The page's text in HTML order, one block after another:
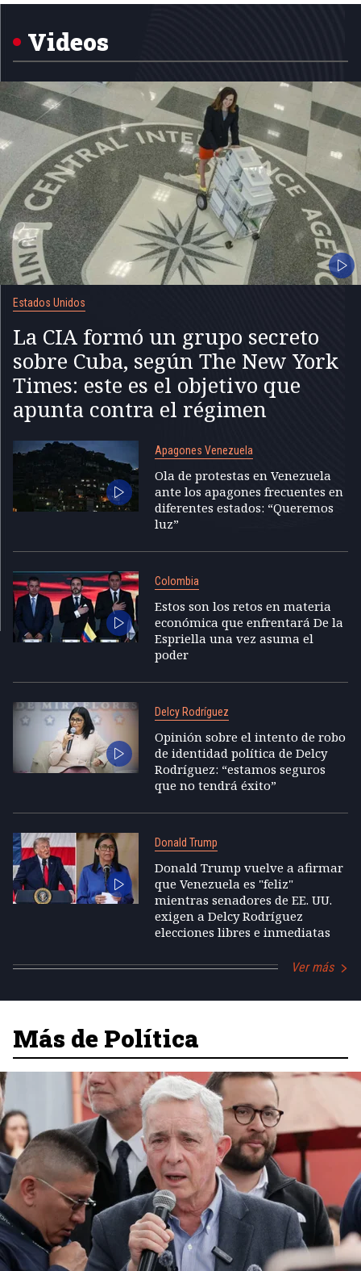
Videos
Estados Unidos
La CIA formó un grupo secreto
sobre Cuba, según The New York
Times: este es el objetivo que
apunta contra el régimen
Apagones Venezuela
Ola de protestas en Venezuela
ante los apagones frecuentes en
diferentes estados: “Queremos
luz”
Colombia
Estos son los retos en materia
económica que enfrentará De la
Espriella una vez asuma el
poder
Delcy Rodríguez
Opinión sobre el intento de robo
de identidad política de Delcy
Rodríguez: “estamos seguros
que no tendrá éxito”
Donald Trump
Donald Trump vuelve a afirmar
que Venezuela es "feliz"
mientras senadores de EE. UU.
exigen a Delcy Rodríguez
elecciones libres e inmediatas
Ver más
Más de Política